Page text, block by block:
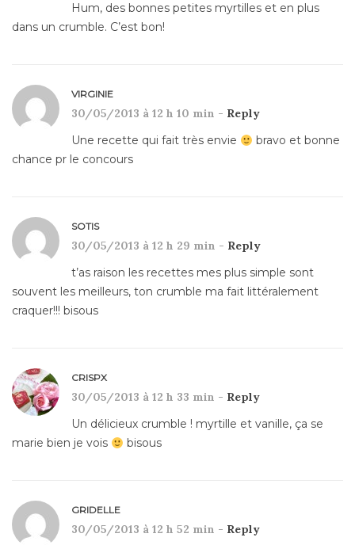
Hum, des bonnes petites myrtilles et en plus
dans un crumble. C’est bon!
VIRGINIE
30/05/2013 à 12 h 10 min - Reply
Une recette qui fait très envie
bravo et bonne
chance pr le concours
SOTIS
30/05/2013 à 12 h 29 min - Reply
t’as raison les recettes mes plus simple sont
souvent les meilleurs, ton crumble ma fait littéralement
craquer!!! bisous
CRISPX
30/05/2013 à 12 h 33 min - Reply
Un délicieux crumble ! myrtille et vanille, ça se
marie bien je vois
bisous
GRIDELLE
30/05/2013 à 12 h 52 min - Reply